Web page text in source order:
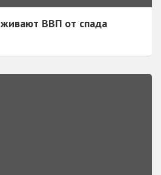
ВВП от спада